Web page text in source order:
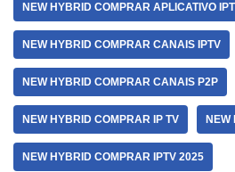
NEW HYBRID COMPRAR APLICATIVO
NEW HYBRID COMPRAR CANAIS IPTV
NEW HYBRID COMPRAR CANAIS P2P
NEW HYBRID COMPRAR IP TV NEW
NEW HYBRID COMPRAR IPTV 2025